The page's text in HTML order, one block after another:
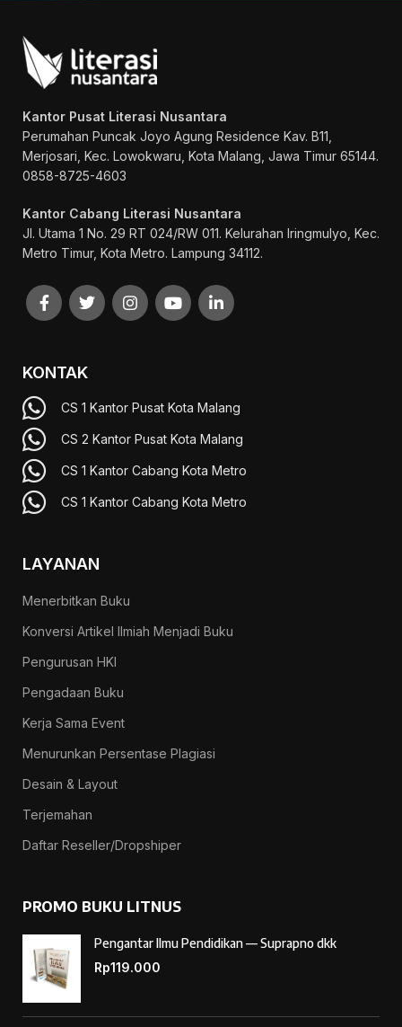
Kantor Pusat Literasi Nusantara
Perumahan Puncak Joyo Agung Residence Kav. B11,
Merjosari, Kec. Lowokwaru, Kota Malang, Jawa Timur 65144.
0858-8725-4603
Kantor Cabang Literasi Nusantara
Jl. Utama 1 No. 29 RT 024/RW 011. Kelurahan Iringmulyo, Kec.
Metro Timur, Kota Metro. Lampung 34112.
KONTAK
CS 1 Kantor Pusat Kota Malang
CS 2 Kantor Pusat Kota Malang
CS 1 Kantor Cabang Kota Metro
CS 1 Kantor Cabang Kota Metro
LAYANAN
Menerbitkan Buku
Konversi Artikel Ilmiah Menjadi Buku
Pengurusan HKI
Pengadaan Buku
Kerja Sama Event
Menurunkan Persentase Plagiasi
Desain & Layout
Terjemahan
Daftar Reseller/Dropshiper
PROMO BUKU LITNUS
Pengantar Ilmu Pendidikan — Suprapno dkk
Rp119.000